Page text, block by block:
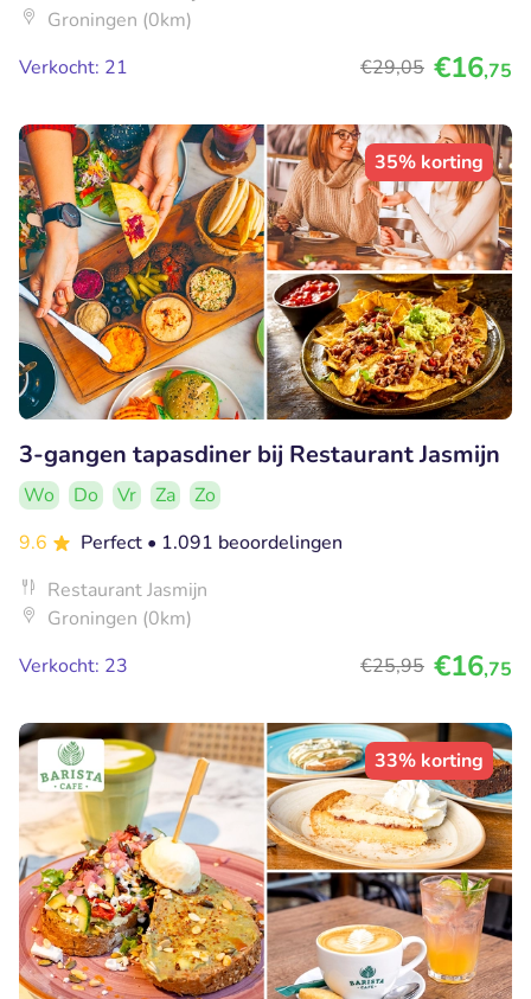
Groningen (0km)
Verkocht: 21
€29,05 €16,75
35% korting
3-gangen tapasdiner bij Restaurant Jasmijn
Wo Do Vr Za
Zo
9.6
Perfect • 1.091 beoordelingen
Restaurant Jasmijn
Groningen (0km)
Verkocht: 23
€25,95 €16,75
33% korting